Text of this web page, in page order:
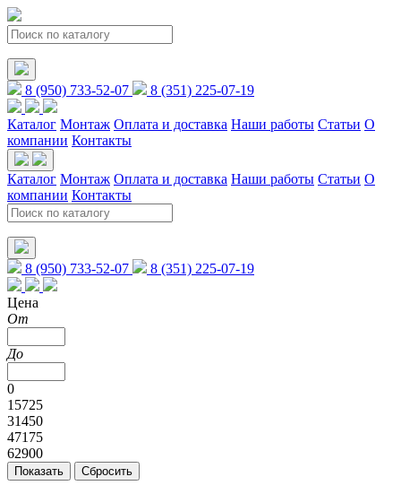
8 (950) 733-52-07 8 (351) 225-07-19
Каталог Монтаж Оплата и доставка Наши работы Статьи О
компании Контакты
Каталог Монтаж Оплата и доставка Наши работы Статьи О
компании Контакты
8 (950) 733-52-07 8 (351) 225-07-19
Цена
От
До
0
15725
31450
47175
62900